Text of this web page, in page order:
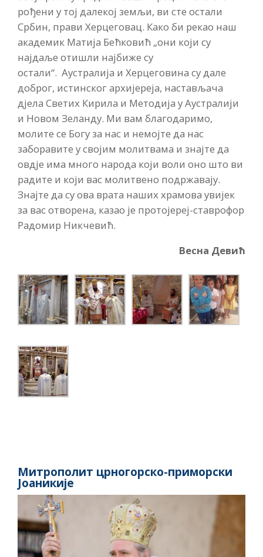
рођени у тој далекој земљи, ви сте остали
Србин, прави Херцеговац. Како би рекао наш
академик Матија Бећковић „они који су
најдаље отишли најбиже су
остали“. Аустралија и Херцеговина су дале
доброг, истинског архијереја, настављача
дјела Светих Кирила и Методија у Аустралији
и Новом Зеланду. Ми вам благодаримо,
молите се Богу за нас и немојте да нас
заборавите у својим молитвама и знајте да
овдје има много народа који воли оно што ви
радите и који вас молитвено подржавају.
Знајте да су ова врата наших храмова увијек
за вас отворена, казао је протојереј-ставрофор
Радомир Никчевић.
Весна Девић
Митрополит црногорско-приморски
Јоаникије